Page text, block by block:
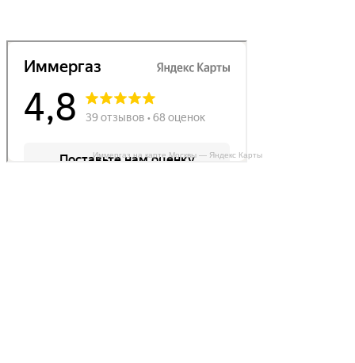
Иммергаз на карте Москвы — Яндекс Карты